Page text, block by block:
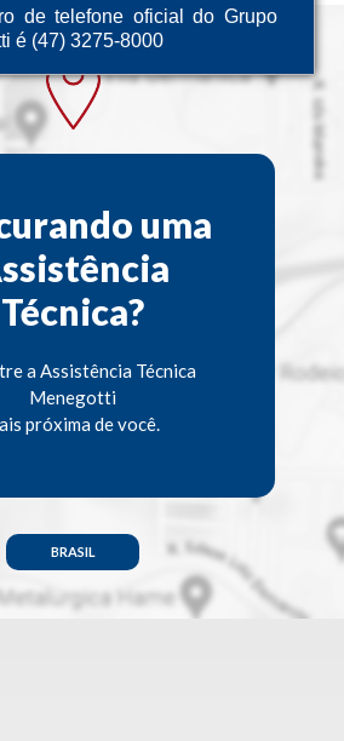
de telefone oficial do Grupo
é (47) 3275-8000
uma
Técnica?
a Assistência Técnica
Menegotti
próxima de você.
BRASIL